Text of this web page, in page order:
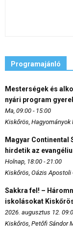
Programajánló
Mesterségek és
nyári program
Ma, 09:00 - 15:00
Kiskőrös, Hagyományok
Magyar Continental
hirdetik az
Holnap, 18:00 - 21:00
Kiskőrös, Oázis
Sakkra fel! –
iskolásokat
2026. augusztus 12.
Kiskőrös, Petőfi Sándor